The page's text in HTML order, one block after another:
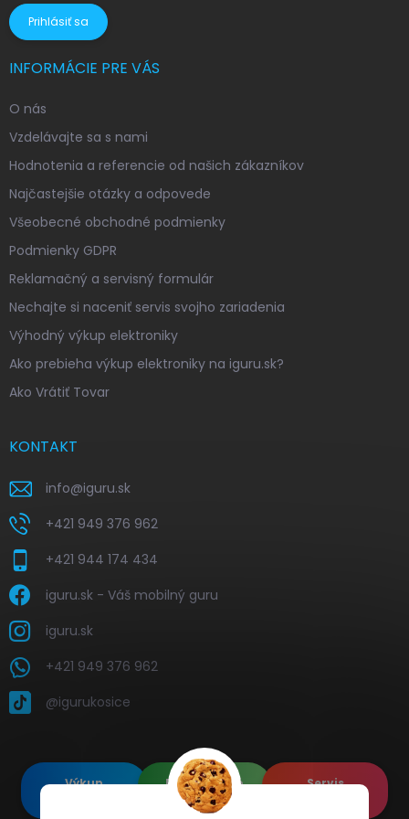
Prihlásiť sa
INFORMÁCIE PRE VÁS
O nás
Vzdelávajte sa s nami
Hodnotenia a referencie od našich zákazníkov
Najčastejšie otázky a odpovede
Všeobecné obchodné podmienky
Podmienky GDPR
Reklamačný a servisný formulár
Nechajte si naceniť servis svojho zariadenia
Výhodný výkup elektroniky
Ako prebieha výkup elektroniky na iguru.sk?
Ako Vrátiť Tovar
KONTAKT
info@iguru.sk
+421 949 376 962
+421 944 174 434
iguru.sk - Váš mobilný guru
iguru.sk
+421 949 376 962
@igurukosice
Výkup
Renovované
Apple's
Servis